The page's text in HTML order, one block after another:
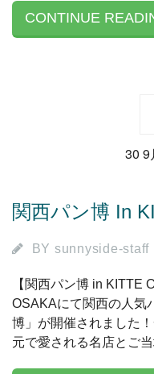
CONTINUE
30 9
関西パン博 In
BY sunnyside-staff
【関西パン博 in KITTE
OSAKAにて関西の人気
博」が開催されました
元で愛される名店とご